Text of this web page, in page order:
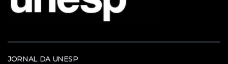
JORNAL DA UNESP